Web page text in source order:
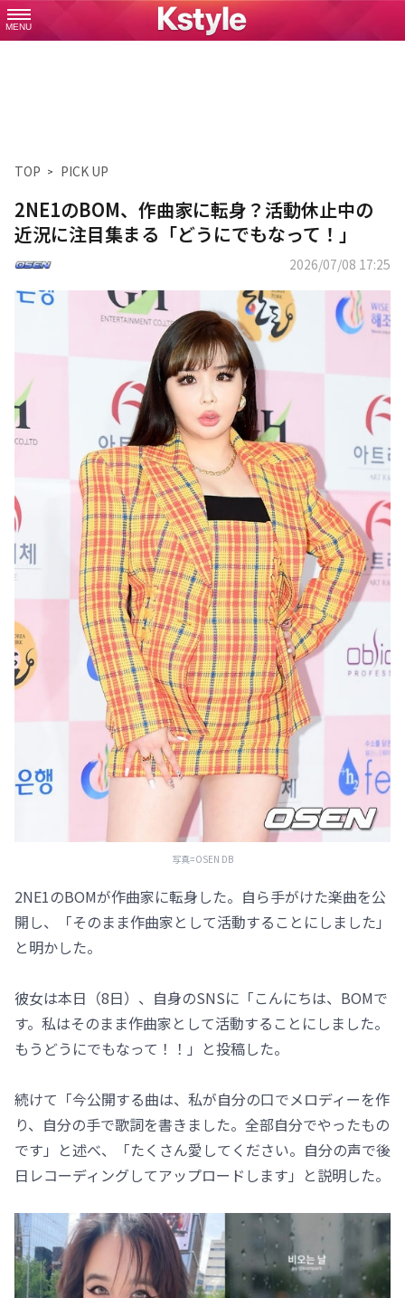
MENU
TOP PICK UP
2NE1のBOM、作曲家に転身？活動休止中の
近況に注目集まる「どうにでもなって！」
2026/07/08 17:25
写真=OSEN DB
2NE1のBOMが作曲家に転身した。自ら手がけた楽曲を公
開し、「そのまま作曲家として活動することにしました」
と明かした。
彼女は本日（8日）、自身のSNSに「こんにちは、BOMで
す。私はそのまま作曲家として活動することにしました。
もうどうにでもなって！！」と投稿した。
続けて「今公開する曲は、私が自分の口でメロディーを作
り、自分の手で歌詞を書きました。全部自分でやったもの
です」と述べ、「たくさん愛してください。自分の声で後
日レコーディングしてアップロードします」と説明した。